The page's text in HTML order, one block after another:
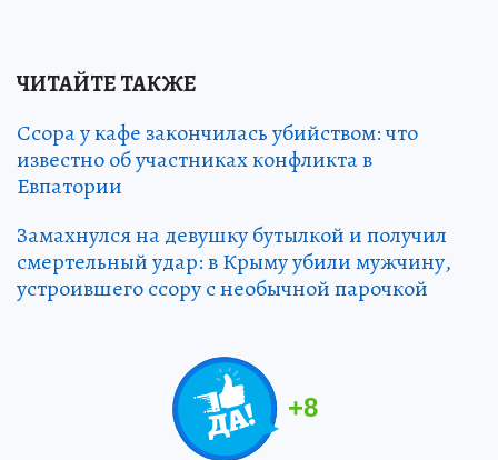
ЧИТАЙТЕ ТАКЖЕ
Ссора у кафе закончилась убийством: что
известно об участниках конфликта в
Евпатории
Замахнулся на девушку бутылкой и получил
смертельный удар: в Крыму убили мужчину,
устроившего ссору с необычной парочкой
+8